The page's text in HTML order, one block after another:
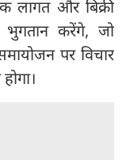
लागत और बिक्री
करेंगे, जो
पर विचार